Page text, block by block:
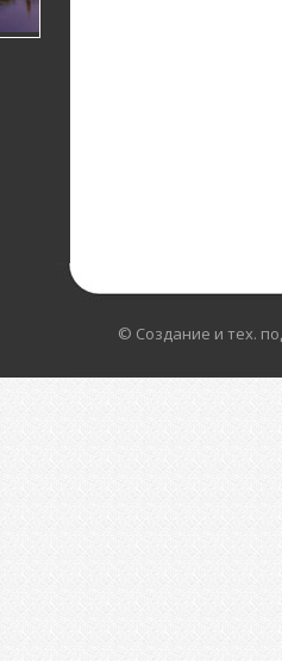
© Создание и тех.